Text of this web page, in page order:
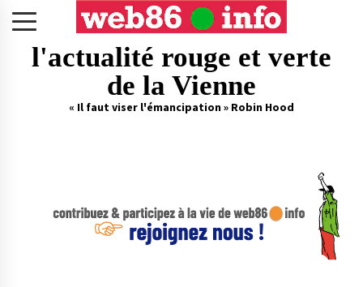
l'actualité rouge et verte
de la Vienne
« Il faut viser l'émancipation » Robin Hood